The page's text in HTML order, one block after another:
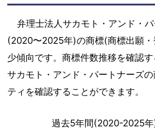
弁理士法人サカモト・アンド・
(2020〜2025年)の商標(商標出願
少傾向です。商標件数推移を確認
サカモト・アンド・パートナーズ
ティを確認することができます。
過去5年間(2020-2025